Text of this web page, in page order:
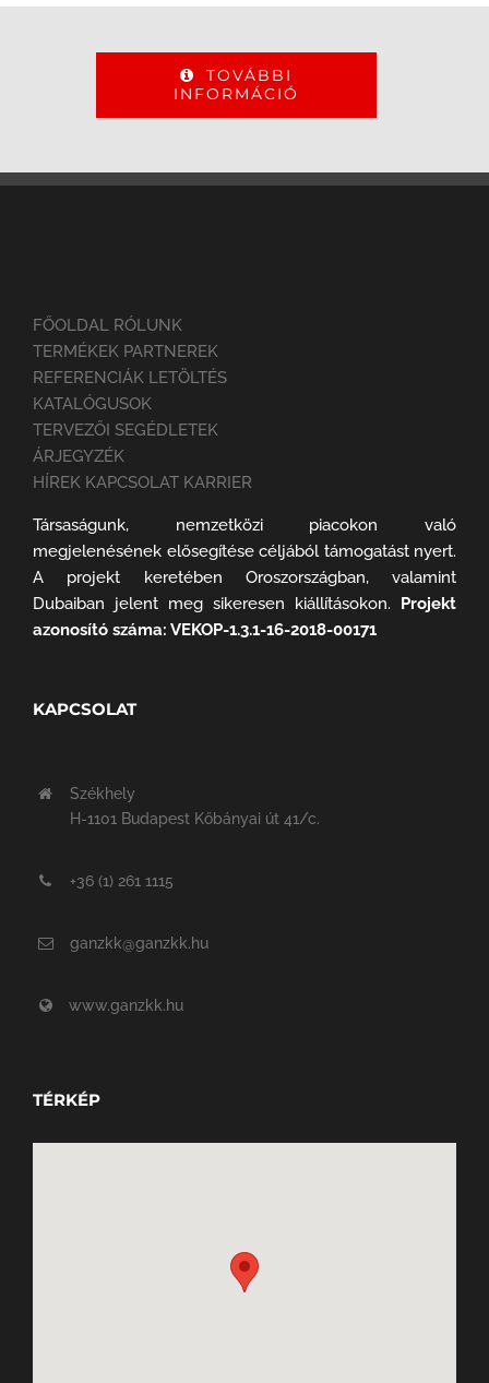
TOVÁBBI
INFORMÁCIÓ
FŐOLDAL RÓLUNK
TERMÉKEK PARTNEREK
REFERENCIÁK LETÖLTÉS
KATALÓGUSOK
TERVEZŐI SEGÉDLETEK
ÁRJEGYZÉK
HÍREK KAPCSOLAT KARRIER
Társaságunk, nemzetközi piacokon való
megjelenésének elősegítése céljából támogatást nyert.
A projekt keretében Oroszországban, valamint
Dubaiban jelent meg sikeresen kiállításokon. Projekt
azonosító száma: VEKOP-1.3.1-16-2018-00171
KAPCSOLAT
Székhely
H-1101 Budapest Kőbányai út 41/c.
+36 (1) 261 1115
ganzkk@ganzkk.hu
www.ganzkk.hu
TÉRKÉP